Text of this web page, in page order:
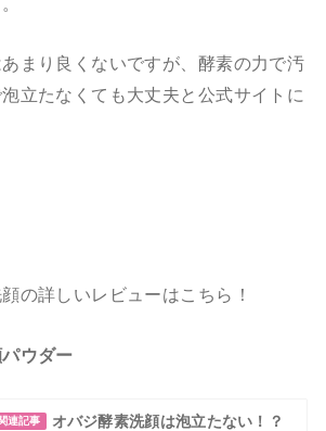
まり良くないですが、酵素の力で汚
立たなくても大丈夫と公式サイトに
の詳しいレビューはこちら！
ウダー
連記事
オバジ酵素洗顔は泡立たない！？